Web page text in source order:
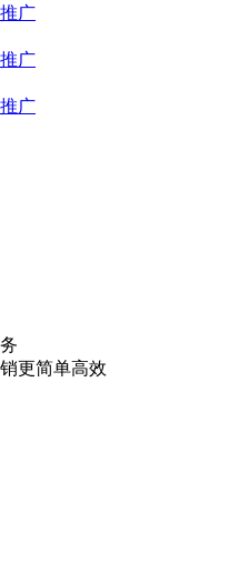
广
广
广
更简单高效